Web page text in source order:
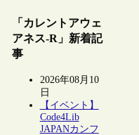
「カレントアウェ
アネス-R」新着記
事
2026年08月10
日
【イベント】
Code4Lib
JAPANカンフ